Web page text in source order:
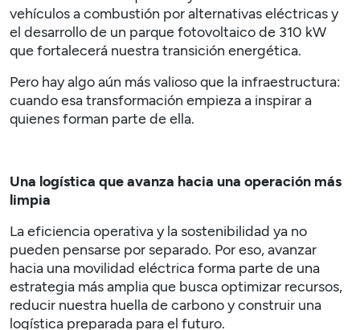
vehículos a combustión por alternativas eléctricas y
el desarrollo de un parque fotovoltaico de 310 kW
que fortalecerá nuestra transición energética.
Pero hay algo aún más valioso que la infraestructura:
cuando esa transformación empieza a inspirar a
quienes forman parte de ella.
Una logística que avanza hacia una operación más
limpia
La eficiencia operativa y la sostenibilidad ya no
pueden pensarse por separado. Por eso, avanzar
hacia una movilidad eléctrica forma parte de una
estrategia más amplia que busca optimizar recursos,
reducir nuestra huella de carbono y construir una
logística preparada para el futuro.